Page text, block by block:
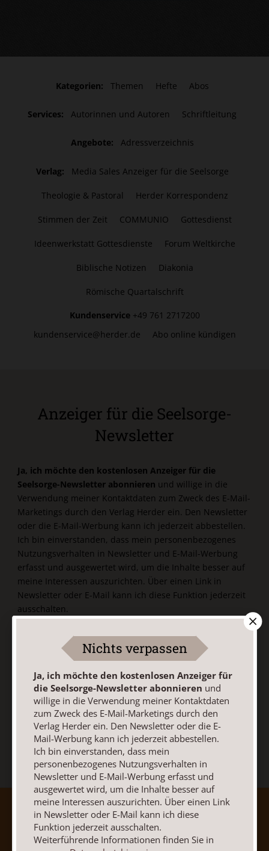
Kategorien: Themen Hefte Abos
Services: Autorinnen und Autoren Schriftleitung
Angebote: Adressverzeichnis
Verlag: Media Sales Anzeiger für die Seelsorge
Theologie & Pastoral Herder Korrespondenz
Stimmen der Zeit COMMUNIO Gottesdienst
Ideenwerkstatt Gottesdienste Forum Weltkirche
Biblische Notizen Diakonia
Römische Quartalschrift
Kundenservice +49 761 2717200
kundenservice@herder.de
Abo online kündigen
Anzeiger für die Seelsorge-
Newsletter
Ja, ich möchte den kostenlosen Anzeiger für die
Seelsorge-Newsletter abonnieren und willige in die
Verwendung meiner Kontaktdaten zum Zweck des E-Mail-
Marketings durch den Verlag Herder ein. Den Newsletter
oder die E-Mail-Werbung kann ich jederzeit abbestellen.
Ich bin einverstanden, dass mein personenbezogenes
Nutzungsverhalten in Newsletter und E-Mail-Werbung
erfasst und ausgewertet wird, um die Inhalte besser auf
meine Interessen auszurichten. Über einen Link in
Newsletter oder E-Mail kann ich diese Funktion jederzeit
ausschalten.
Weiterführende Informationen finden Sie in unseren
Datenschutzhinweisen.
Jetzt anmelden
AGB und Widerrufsbelehrung
Datenschutz
Barrierefreiheit
Impressum
Nichts verpassen
Ja, ich möchte den kostenlosen Anzeiger für
die Seelsorge-Newsletter abonnieren und
willige in die Verwendung meiner Kontaktdaten
zum Zweck des E-Mail-Marketings durch den
Verlag Herder ein. Den Newsletter oder die E-
Mail-Werbung kann ich jederzeit abbestellen.
Ich bin einverstanden, dass mein
personenbezogenes Nutzungsverhalten in
Newsletter und E-Mail-Werbung erfasst und
ausgewertet wird, um die Inhalte besser auf
meine Interessen auszurichten. Über einen Link
in Newsletter oder E-Mail kann ich diese
Funktion jederzeit ausschalten.
Weiterführende Informationen finden Sie in